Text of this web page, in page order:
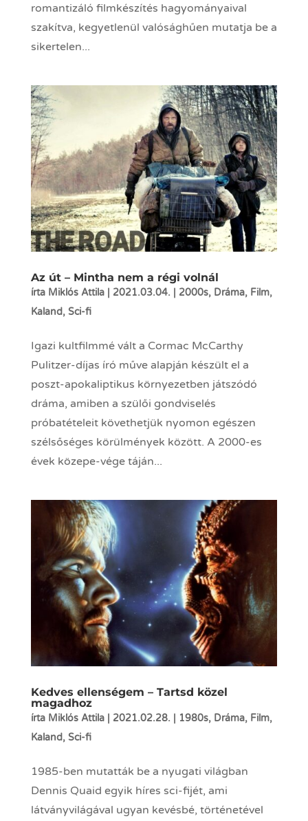
romantizáló filmkészítés hagyományaival
szakítva, kegyetlenül valósághűen mutatja be a
sikertelen...
Az út – Mintha nem a régi volnál
írta Miklós Attila| 2021.03.04. 2000s, Dráma, Film,
Kaland, Sci-fi
Igazi kultfilmmé vált a Cormac McCarthy
Pulitzer-díjas író műve alapján készült el a
poszt-apokaliptikus környezetben játszódó
dráma, amiben a szülői gondviselés
próbatételeit követhetjük nyomon egészen
szélsőséges körülmények között. A 2000-es
évek közepe-vége táján...
Kedves ellenségem – Tartsd közel
magadhoz
írta Miklós Attila| 2021.02.28. 1980s, Dráma, Film,
Kaland, Sci-fi
1985-ben mutatták be a nyugati világban
Dennis Quaid egyik híres sci-fijét, ami
látványvilágával ugyan kevésbé, történetével